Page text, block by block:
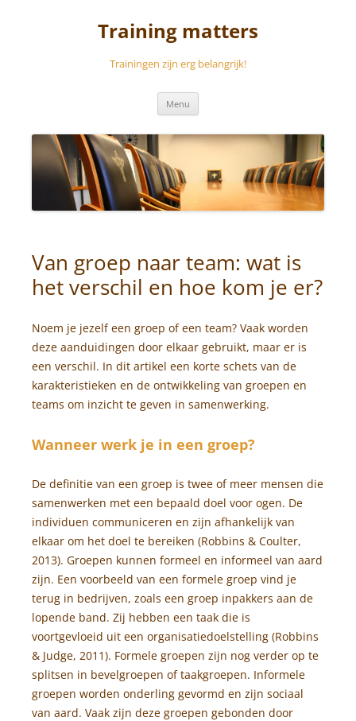
Training matters
Trainingen zijn erg belangrijk!
Menu
Van groep naar team: wat is
het verschil en hoe kom je er?
Noem je jezelf een groep of een team? Vaak worden
deze aanduidingen door elkaar gebruikt, maar er is
een verschil. In dit artikel een korte schets van de
karakteristieken en de ontwikkeling van groepen en
teams om inzicht te geven in samenwerking.
Wanneer werk je in een groep?
De definitie van een groep is twee of meer mensen die
samenwerken met een bepaald doel voor ogen. De
individuen communiceren en zijn afhankelijk van
elkaar om het doel te bereiken (Robbins & Coulter,
2013). Groepen kunnen formeel en informeel van aard
zijn. Een voorbeeld van een formele groep vind je
terug in bedrijven, zoals een groep inpakkers aan de
lopende band. Zij hebben een taak die is
voortgevloeid uit een organisatiedoelstelling (Robbins
& Judge, 2011). Formele groepen zijn nog verder op te
splitsen in bevelgroepen of taakgroepen. Informele
groepen worden onderling gevormd en zijn sociaal
van aard. Vaak zijn deze groepen gebonden door